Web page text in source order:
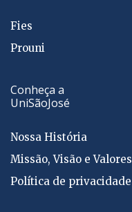
Fies
Prouni
Conheça a
UniSãoJosé
Nossa História
Missão, Visão e Valores
Política de privacidade